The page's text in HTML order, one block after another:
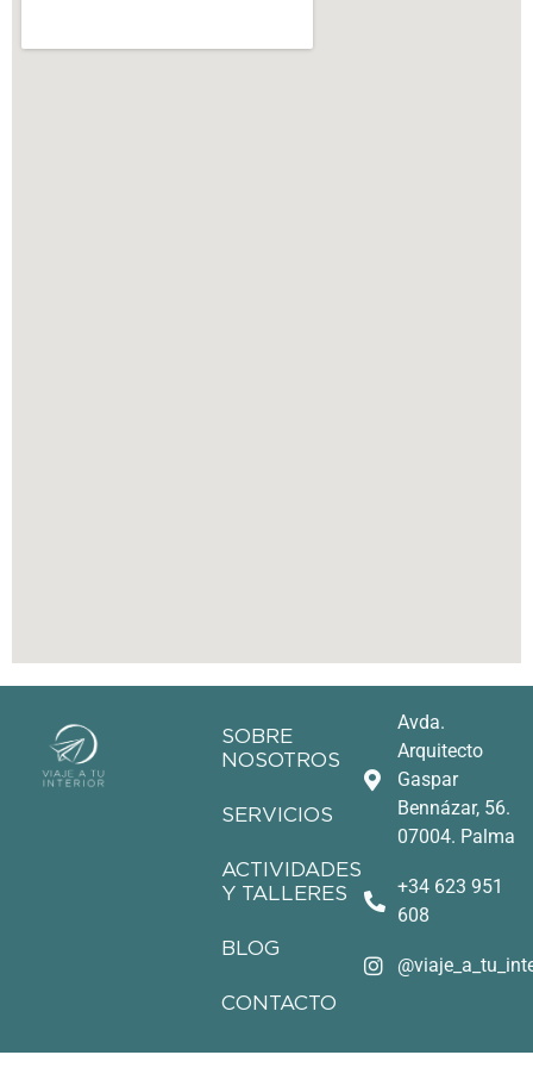
SOBRE
NOSOTROS
SERVICIOS
ACTIVIDADES
Y TALLERES
BLOG
CONTACTO
Avda.
Arquitecto
Gaspar
Bennázar, 56.
07004. Palma
+34 623 951
608